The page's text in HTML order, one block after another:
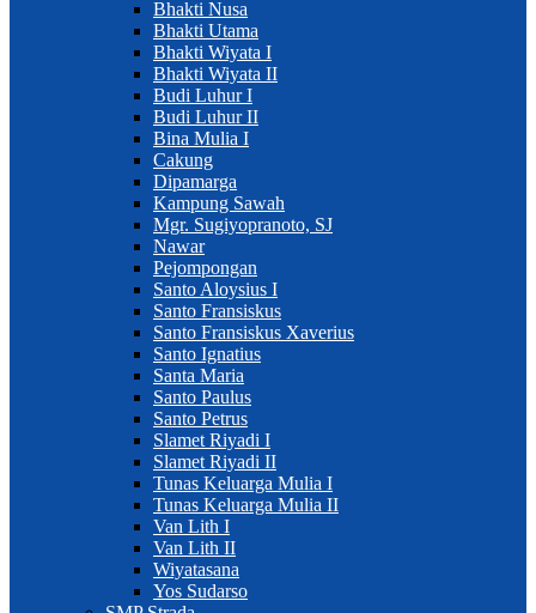
Bhakti Nusa
Bhakti Utama
Bhakti Wiyata I
Bhakti Wiyata II
Budi Luhur I
Budi Luhur II
Bina Mulia I
Cakung
Dipamarga
Kampung Sawah
Mgr. Sugiyopranoto, SJ
Nawar
Pejompongan
Santo Aloysius I
Santo Fransiskus
Santo Fransiskus Xaverius
Santo Ignatius
Santa Maria
Santo Paulus
Santo Petrus
Slamet Riyadi I
Slamet Riyadi II
Tunas Keluarga Mulia I
Tunas Keluarga Mulia II
Van Lith I
Van Lith II
Wiyatasana
Yos Sudarso